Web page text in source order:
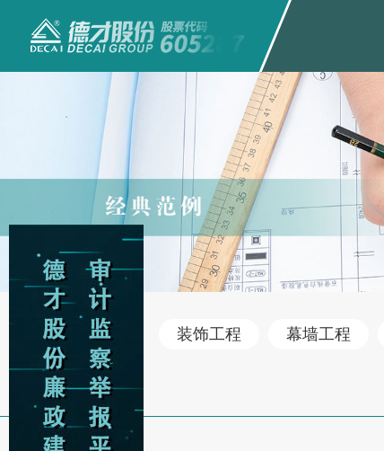
装饰工程 幕墙工程